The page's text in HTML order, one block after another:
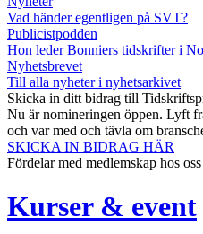
Vad händer egentligen på SVT?
Publicistpodden
Hon leder Bonniers tidskrifter i
Nyhetsbrevet
Till alla nyheter i nyhetsarkivet
Skicka in ditt bidrag till
Nu är nomineringen öppen. Lyft
och var med och tävla om
SKICKA IN BIDRAG HÄR
Fördelar med medlemskap hos oss
Kurser & event